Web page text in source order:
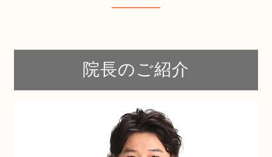
院長のご紹介